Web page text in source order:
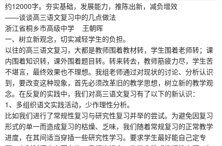
约12000字。夯实基础，发展能力，推陈出新，减负增效
——谈谈高三语文复习中的几点做法
浙江省桐乡市高级中学 王朝晖
一、树立新观念，切实减轻学生的负担。
以往的高三语文复习，大都是教师围着教材转，学生围着老师转；课
内围着知识转，课外围着题目转。转来转去，教师筋疲力尽，学生苦
不堪言，最终效果也不理想。我组老师通过对现状的讨论、分析认识
到，要改变这种现象，首先必须改革旧的教学思想，树立新的教学观
念。在反复的实践中，我们对高三语文复习有了以下的新认识：
1、多组织语文实践活动，少作理性分析。
比如我们进行了常规性复习与研究性复习并举的尝试。为避免因复习
形式的单一而造成复习的枯燥、乏味，我们随着常规复习的正常教学
进度，在其间适当穿插一些研究性学习。要求学生最好能自己定专